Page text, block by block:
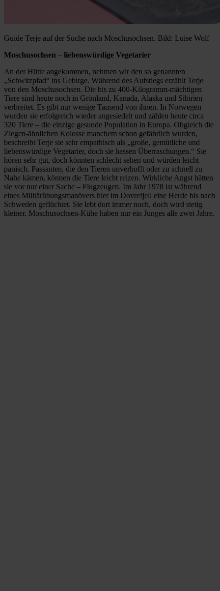
Guide Terje auf der Suche nach Moschusochsen. Bild: Luise Wolf
Moschusochsen – liebenswürdige Vegetarier
An der Hütte angekommen, nehmen wir den so genannten
„Schwitzpfad“ ins Gebirge. Während des Aufstiegs erzählt Terje
von den Moschusochsen. Die bis zu 400-Kilogramm-mächtigen
Tiere sind heute noch in Grönland, Kanada, Alaska und Sibirien
verbreitet. Es gibt nur wenige Tausend von ihnen. In Norwegen
wurden sie erfolgreich wieder angesiedelt und zählen heute circa
320 Tiere – die einzige gesunde Population in Europa. Obgleich die
Ziegen-ähnlichen Kolosse manchem schon gefährlich wurden,
beschreibt Terje sie sehr empathisch als „große, gemütliche und
liebenswürdige Vegetarier, doch sie hassen Überraschungen.“ Sie
hören sehr gut, doch könnten schlecht sehen und würden leicht
panisch. Passanten, die den Tieren unverhofft oder zu schnell zu
Nahe kämen, können die Tiere leicht reizen. Wirkliche Angst hätten
sie vor nur einer Sache – Flugzeugen. Im Jahr 1978 ist während
eines Militärübungsmanövers hier im Dovrefjell eine Herde bis nach
Schweden geflüchtet. Sie lebt dort immer noch, doch wird stetig
kleiner. Moschusochsen-Kühe haben nur ein Junges alle zwei Jahre.